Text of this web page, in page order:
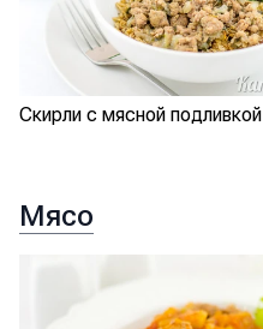
Скирли с мясной подливкой
Мясо